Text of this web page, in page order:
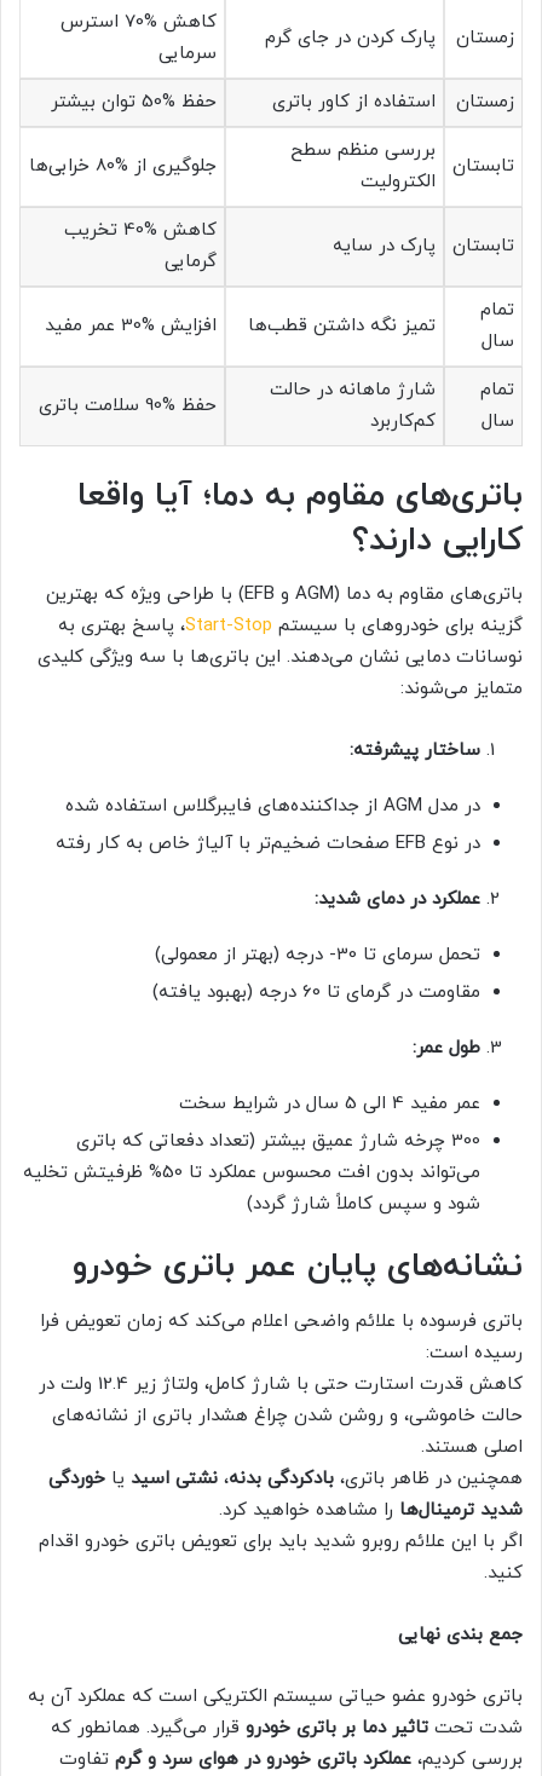
زمستان پارک کردن در جای گرم
کاهش %70 استرس
سرمایی
زمستان
استفاده از کاور باتری حفظ %50 توان بیشتر
تابستان
بررسی منظم سطح
الکترولیت
جلوگیری از %80 خرابی‌ها
تابستان پارک در سایه
کاهش %40 تخریب
گرمایی
تمام
سال
تمیز نگه داشتن قطب‌ها افزایش %30 عمر مفید
تمام
سال
شارژ ماهانه در حالت
کم‌کاربرد
حفظ %90 سلامت باتری
باتری‌های مقاوم به دما؛ آیا واقعا
کارایی دارند؟
باتری‌های مقاوم به دما (AGM و EFB) با طراحی ویژه که بهترین
گزینه برای خودروهای با سیستم Start-Stop، پاسخ بهتری به
نوسانات دمایی نشان می‌دهند. این باتری‌ها با سه ویژگی کلیدی
متمایز می‌شوند:
ساختار پیشرفته:
در مدل AGM از جداکننده‌های فایبرگلاس استفاده شده
در نوع EFB صفحات ضخیم‌تر با آلیاژ خاص به کار رفته
عملکرد در دمای شدید:
تحمل سرمای تا 30- درجه (بهتر از معمولی)
مقاومت در گرمای تا 60 درجه (بهبود یافته)
طول عمر:
عمر مفید 4 الی 5 سال در شرایط سخت
300 چرخه شارژ عمیق بیشتر (تعداد دفعاتی که باتری
می‌تواند بدون افت محسوس عملکرد تا 50% ظرفیتش تخلیه
شود و سپس کاملاً شارژ گردد)
نشانه‌های پایان عمر باتری خودرو
باتری فرسوده با علائم واضحی اعلام می‌کند که زمان تعویض فرا
رسیده است:
کاهش قدرت استارت حتی با شارژ کامل، ولتاژ زیر 12.4 ولت در
حالت خاموشی، و روشن شدن چراغ هشدار باتری از نشانه‌های
اصلی هستند.
همچنین در ظاهر باتری، بادکردگی بدنه، نشتی اسید یا خوردگی
شدید ترمینال‌ها را مشاهده خواهید کرد.
اگر با این علائم روبرو شدید باید برای تعویض باتری خودرو اقدام
کنید.
جمع بندی نهایی
باتری خودرو عضو حیاتی سیستم الکتریکی است که عملکرد آن به
شدت تحت تاثیر دما بر باتری خودرو قرار می‌گیرد. همانطور که
بررسی کردیم، عملکرد باتری خودرو در هوای سرد و گرم تفاوت